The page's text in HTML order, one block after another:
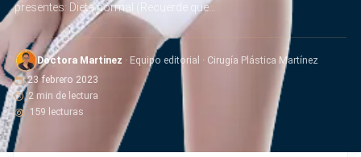
presentes: Dieta normal (Recuerde que…
Doctora Martinez · Equipo editorial · Cirugía Plástica Martínez
23 febrero 2023
2 min de lectura
159 lecturas